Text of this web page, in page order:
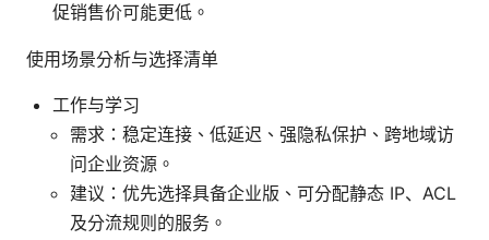
促销售价可能更低。
使用场景分析与选择清单
工作与学习
需求：稳定连接、低延迟、强隐私保护、跨地域访
问企业资源。
建议：优先选择具备企业版、可分配静态 IP、ACL
及分流规则的服务。